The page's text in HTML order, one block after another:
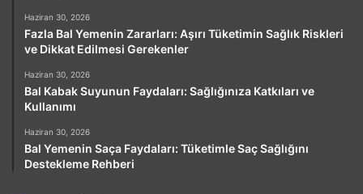
Haziran 30, 2026
Fazla Bal Yemenin Zararları: Aşırı Tüketimin Sağlık Riskleri
ve Dikkat Edilmesi Gerekenler
Haziran 30, 2026
Bal Kabak Suyunun Faydaları: Sağlığınıza Katkıları ve
Kullanımı
Haziran 30, 2026
Bal Yemenin Saça Faydaları: Tüketimle Saç Sağlığını
Destekleme Rehberi